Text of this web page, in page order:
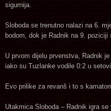
sigurnija.
Sloboda se trenutno nalazi na 6.
bodom, dok je Radnik na 9. poziciji
U prvom dijelu prvenstva, Radnik
iako su Tuzlanke vodile 0:2 u
Evo prilike za revanš i to s
Utakmica Sloboda – Radnik igra se